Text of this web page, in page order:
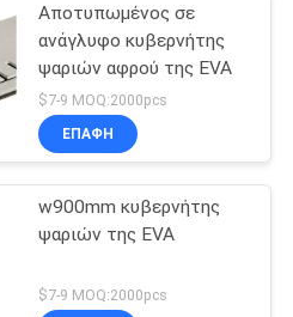
Αποτυπωμένος σε
ανάγλυφο κυβερνήτης
ψαριών αφρού της EVA
$7-9 MOQ:2000pcs
ΕΠΑΦΉ
w900mm κυβερνήτης
ψαριών της EVA
$7-9 MOQ:2000pcs